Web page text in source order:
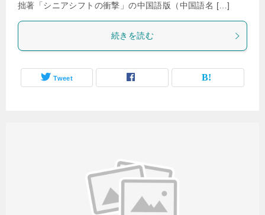
拙著「シニアシフトの衝撃」の中国語版（中国語名 […]
続きを読む
Tweet